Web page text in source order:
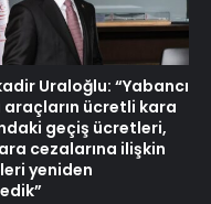
Uraloğlu: “Yabancı
araçların ücretli kara
geçiş ücretleri,
cezalarına ilişkin
yeniden